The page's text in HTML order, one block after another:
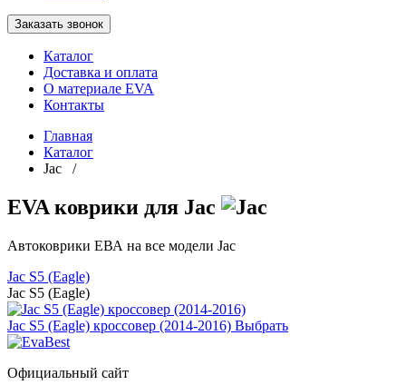
Заказать звонок
Каталог
Доставка и оплата
О материале EVA
Контакты
Главная
Каталог
Jac /
EVA коврики для Jac
Автоковрики ЕВА на все модели Jac
Jac S5 (Eagle)
Jac S5 (Eagle)
Jac S5 (Eagle) кроссовер (2014-2016) Выбрать
Официальный сайт